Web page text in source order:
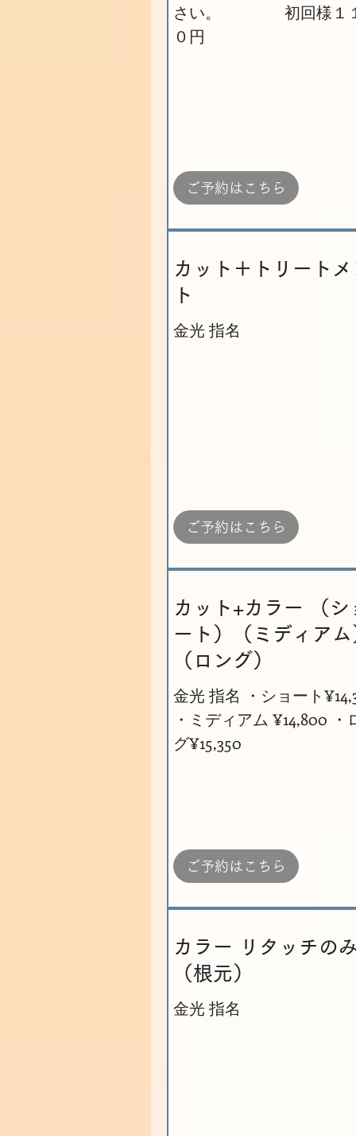
さい。 初回様１
０円
ご予約はこちら
カット＋トリート
ト
金光 指名
ご予約はこちら
カット+カラー （シ
ート）（ミディアム
（ロング）
金光 指名 ・ショート
・ミディアム ¥14,800 ・
グ¥15,350
ご予約はこちら
カラー リタッチの
（根元）
金光 指名